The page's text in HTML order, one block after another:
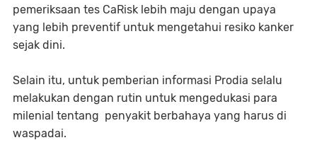
pemeriksaan tes CaRisk lebih maju dengan upaya
yang lebih preventif untuk mengetahui resiko kanker
sejak dini.
Selain itu, untuk pemberian informasi Prodia selalu
melakukan dengan rutin untuk mengedukasi para
milenial tentang penyakit berbahaya yang harus di
waspadai.